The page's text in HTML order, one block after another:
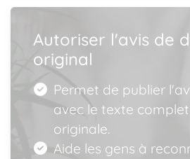
Autoriser l'avis de
original
Permet de publier
avec le texte
originale.
Aide les gens à